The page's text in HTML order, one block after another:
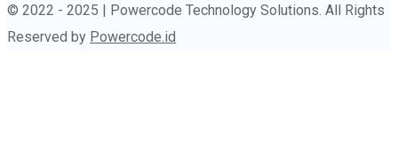
© 2022 - 2025 | Powercode Technology Solutions. All Rights
Reserved by Powercode.id